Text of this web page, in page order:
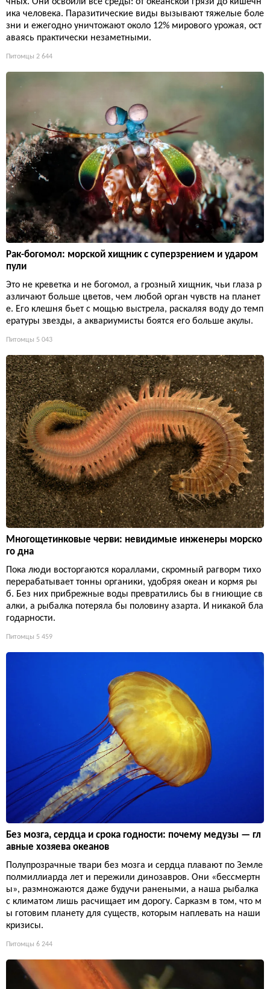
чных. Они освоили все среды: от океанской грязи до кишечн
ика человека. Паразитические виды вызывают тяжелые боле
зни и ежегодно уничтожают около 12% мирового урожая, ост
аваясь практически незаметными.
Питомцы 2 644
Рак-богомол: морской хищник с суперзрением и ударом
пули
Это не креветка и не богомол, а грозный хищник, чьи глаза р
азличают больше цветов, чем любой орган чувств на планет
е. Его клешня бьет с мощью выстрела, раскаляя воду до темп
ературы звезды, а аквариумисты боятся его больше акулы.
Питомцы 5 043
Многощетинковые черви: невидимые инженеры морско
го дна
Пока люди восторгаются кораллами, скромный рагворм тихо
перерабатывает тонны органики, удобряя океан и кормя ры
б. Без них прибрежные воды превратились бы в гниющие св
алки, а рыбалка потеряла бы половину азарта. И никакой бла
годарности.
Питомцы 5 459
Без мозга, сердца и срока годности: почему медузы — гл
авные хозяева океанов
Полупрозрачные твари без мозга и сердца плавают по Земле
полмиллиарда лет и пережили динозавров. Они «бессмертн
ы», размножаются даже будучи ранеными, а наша рыбалка
с климатом лишь расчищает им дорогу. Сарказм в том, что м
ы готовим планету для существ, которым наплевать на наши
кризисы.
Питомцы 6 244